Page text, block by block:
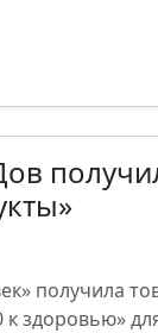
получила
к здоровью»